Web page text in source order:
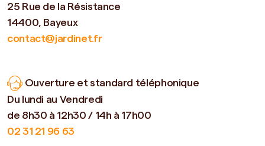
25 Rue de la Résistance
14400, Bayeux
contact@jardinet.fr
Ouverture et standard téléphonique
Du lundi au Vendredi
de 8h30 à 12h30 / 14h à 17h00
02 31 21 96 63